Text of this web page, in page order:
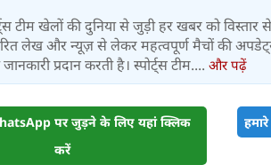
टीम खेलों की दुनिया से जुड़ी हर खबर को
लेख और न्यूज़ से लेकर महत्वपूर्ण मैचों की
प्रदान करती है। स्पोर्ट्स टीम.... और पढ़ें
पर जुड़ने के लिए यहां क्लिक
करें